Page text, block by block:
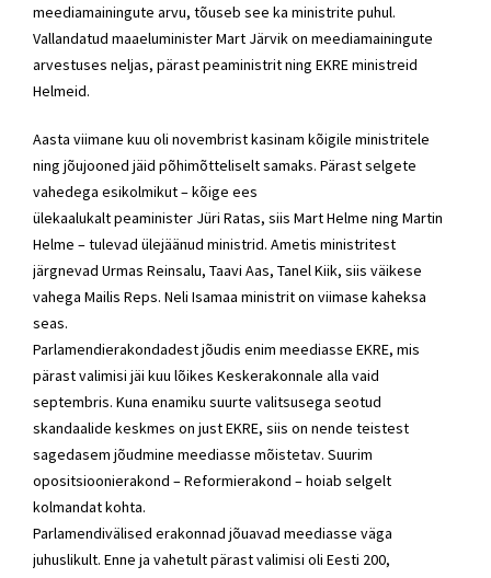
meediamainingute arvu, tõuseb see ka ministrite puhul.
Vallandatud maaeluminister Mart Järvik on meediamainingute
arvestuses neljas, pärast peaministrit ning EKRE ministreid
Helmeid.
Aasta viimane kuu oli novembrist kasinam kõigile ministritele
ning jõujooned jäid põhimõtteliselt samaks. Pärast selgete
vahedega esikolmikut – kõige ees
ülekaalukalt peaminister Jüri Ratas, siis Mart Helme ning Martin
Helme – tulevad ülejäänud ministrid. Ametis ministritest
järgnevad Urmas Reinsalu, Taavi Aas, Tanel Kiik, siis väikese
vahega Mailis Reps. Neli Isamaa ministrit on viimase kaheksa
seas.
Parlamendierakondadest jõudis enim meediasse EKRE, mis
pärast valimisi jäi kuu lõikes Keskerakonnale alla vaid
septembris. Kuna enamiku suurte valitsusega seotud
skandaalide keskmes on just EKRE, siis on nende teistest
sagedasem jõudmine meediasse mõistetav. Suurim
opositsioonierakond – Reformierakond – hoiab selgelt
kolmandat kohta.
Parlamendivälised erakonnad jõuavad meediasse väga
juhuslikult. Enne ja vahetult pärast valimisi oli Eesti 200,